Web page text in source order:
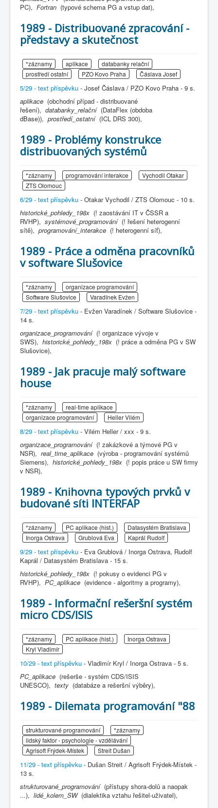
PC), Fortran (typové schema PG a vstup dat),
1989 - Distribuované zpracování -
představy a skutečnost
*záznamy aplikace
databanky relační
prostředí ostatní
PZO Kovo Praha Čáslava Josef
5/29 - text příspěvku - Josef Čáslava / PZO Kovo Praha - 9 s.
aplikace (obchodní případ - distribuované
řešení), databanky_relační (DataFlex (obdoba
dBase)), prostředí_ostatní (ICL DRS 300),
1989 - Problémy konstrukce
distribuovaných systémů
*záznamy programování interakce
Vychodil Otakar
ZTS Olomouc
6/29 - text příspěvku - Otakar Vychodil / ZTS Olomouc - 10 s.
historické_pohledy_198x (! zaostávání IT v ČSSR a
RVHP), systémové_programování (! řešení heterogenní
sítě), programování_interakce (! heterogenní síť),
1989 - Práce a odměna pracovníků
v software Slušovice
*záznamy
organizace programování
Software Slušovice
Varadínek Evžen
7/29 - text příspěvku - Evžen Varadínek / Software Slušovice -
14 s.
organizace_programování (! organizace vývoje v
SWS), historické_pohledy_198x (! práce a odměna PG v SW
Slušovice),
1989 - Jak pracuje malý software
house
*záznamy
real-time aplikace
organizace programování
Heller Vilém
8/29 - text příspěvku - Vilém Heller / xxx - 9 s.
organizace_programování (! zakázkové a týmové PG v
NSR), real_time_aplikace (výroba - programování systémů
Siemens), historické_pohledy_198x (! popis práce u SW firmy
v NSR),
1989 - Knihovna typových prvků v
budované síti INTERFAP
*záznamy PC aplikace (hist.)
Datasystém Bratislava
Inorga Ostrava
Grublová Eva Kaprál Rudolf
9/29 - text příspěvku - Eva Grublová / Inorga Ostrava, Rudolf
Kaprál / Datasystém Bratislava - 15 s.
historické_pohledy_198x (! pokusy o evidenci PG v
RVHP), PC_aplikace (evidence - algoritmy a programy),
1989 - Informační rešeršní systém
micro CDS/ISIS
*záznamy PC aplikace (hist.)
Inorga Ostrava
Kryl Vladimír
10/29 - text příspěvku - Vladimír Kryl / Inorga Ostrava - 5 s.
PC_aplikace (rešerše - systém CDS/ISIS
UNESCO), texty (databáze a rešeršní výběry),
1989 - Dilemata programování "88
strukturované programování
*záznamy
lidský faktor - psychologie - vzdělávání
Agrisoft Frýdek-Místek
Streit Dušan
11/29 - text příspěvku - Dušan Streit / Agrisoft Frýdek-Místek -
13 s.
strukturované_programování (přístupy shora-dolů a naopak
...), lidé_kolem_SW (dialektika vztahu řešitel-uživatel),